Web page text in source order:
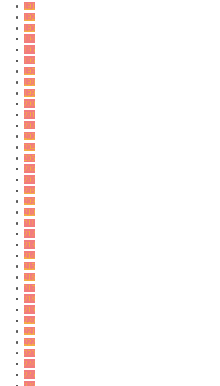
191
192
193
194
195
196
197
198
199
200
201
202
203
204
205
206
207
208
209
210
211
212
213
214
215
216
217
218
219
220
221
222
223
224
225